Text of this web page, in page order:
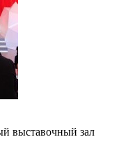
выставочный зал